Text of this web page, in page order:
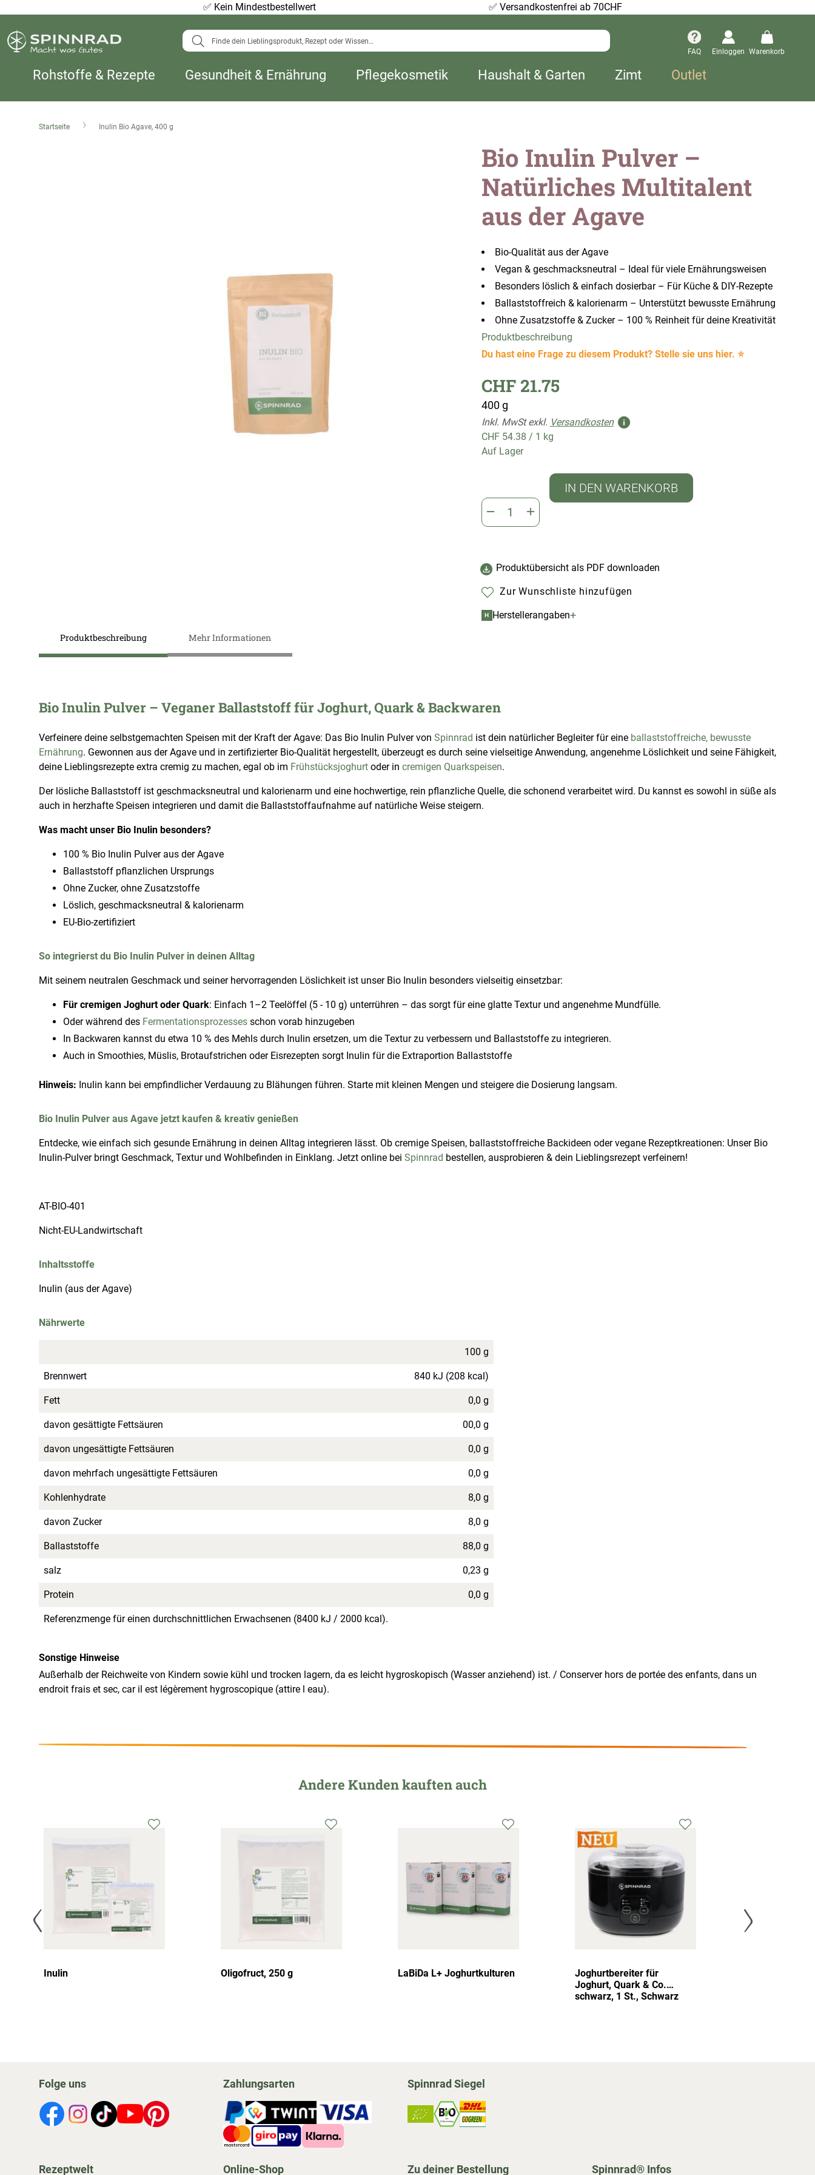
✅ Kein Mindestbestellwert ✅Versandkostenfrei ab 70CHF
Suche FAQ Einloggen Warenkorb
Rohstoffe & Rezepte Gesundheit & Ernährung Pflegekosmetik Haushalt & Garten Zimt Outlet
Startseite Inulin Bio Agave, 400 g
Bio Inulin Pulver –
Natürliches Multitalent
aus der Agave
Bio-Qualität aus der Agave
Vegan & geschmacksneutral – Ideal für viele Ernährungsweisen
Besonders löslich & einfach dosierbar – Für Küche & DIY-Rezepte
Ballaststoffreich & kalorienarm – Unterstützt bewusste Ernährung
Ohne Zusatzstoffe & Zucker – 100 % Reinheit für deine Kreativität
Produktbeschreibung
Du hast eine Frage zu diesem Produkt? Stelle sie uns hier. ⭐
CHF 21.75
400 g
Inkl. MwSt exkl. Versandkosten
CHF 54.38 / 1 kg
Auf Lager
IN DEN WARENKORB
Produktübersicht als PDF downloaden
Zur Wunschliste hinzufügen
H Herstellerangaben+
Produktbeschreibung
Bio Inulin Pulver – Veganer Ballaststoff für Joghurt, Quark & Backwaren
Verfeinere deine selbstgemachten Speisen mit der Kraft der Agave: Das Bio Inulin Pulver von Spinnrad ist dein natürlicher Begleiter für eine ballaststoffreiche, bewusste
Ernährung. Gewonnen aus der Agave und in zertifizierter Bio-Qualität hergestellt, überzeugt es durch seine vielseitige Anwendung, angenehme Löslichkeit und seine Fähigkeit,
deine Lieblingsrezepte extra cremig zu machen, egal ob im Frühstücksjoghurt oder in cremigen Quarkspeisen.
Der lösliche Ballaststoff ist geschmacksneutral und kalorienarm und eine hochwertige, rein pflanzliche Quelle, die schonend verarbeitet wird. Du kannst es sowohl in süße als
auch in herzhafte Speisen integrieren und damit die Ballaststoffaufnahme auf natürliche Weise steigern.
Was macht unser Bio Inulin besonders?
100 % Bio Inulin Pulver aus der Agave
Ballaststoff pflanzlichen Ursprungs
Ohne Zucker, ohne Zusatzstoffe
Löslich, geschmacksneutral & kalorienarm
EU-Bio-zertifiziert
So integrierst du Bio Inulin Pulver in deinen Alltag
Mit seinem neutralen Geschmack und seiner hervorragenden Löslichkeit ist unser Bio Inulin besonders vielseitig einsetzbar:
Für cremigen Joghurt oder Quark: Einfach 1–2 Teelöffel (5 - 10 g) unterrühren – das sorgt für eine glatte Textur und angenehme Mundfülle.
Oder während des Fermentationsprozesses schon vorab hinzugeben
In Backwaren kannst du etwa 10 % des Mehls durch Inulin ersetzen, um die Textur zu verbessern und Ballaststoffe zu integrieren.
Auch in Smoothies, Müslis, Brotaufstrichen oder Eisrezepten sorgt Inulin für die Extraportion Ballaststoffe
Hinweis: Inulin kann bei empfindlicher Verdauung zu Blähungen führen. Starte mit kleinen Mengen und steigere die Dosierung langsam.
Bio Inulin Pulver aus Agave jetzt kaufen & kreativ genießen
Entdecke, wie einfach sich gesunde Ernährung in deinen Alltag integrieren lässt. Ob cremige Speisen, ballaststoffreiche Backideen oder vegane Rezeptkreationen: Unser Bio
Inulin-Pulver bringt Geschmack, Textur und Wohlbefinden in Einklang. Jetzt online bei Spinnrad bestellen, ausprobieren & dein Lieblingsrezept verfeinern!
AT-BIO-401
Nicht-EU-Landwirtschaft
Inhaltsstoffe
Inulin (aus der Agave)
Nährwerte
100 g
Brennwert 840 kJ (208 kcal)
Fett 0,0 g
davon gesättigte Fettsäuren 00,0 g
davon ungesättigte Fettsäuren 0,0 g
davon mehrfach ungesättigte Fettsäuren 0,0 g
Kohlenhydrate 8,0 g
davon Zucker 8,0 g
Ballaststoffe 88,0 g
salz 0,23 g
Protein 0,0 g
Referenzmenge für einen durchschnittlichen Erwachsenen (8400 kJ / 2000 kcal).
Sonstige Hinweise
Außerhalb der Reichweite von Kindern sowie kühl und trocken lagern, da es leicht hygroskopisch (Wasser anziehend) ist. / Conserver hors de portée des enfants, dans un
endroit frais et sec, car il est légèrement hygroscopique (attire l eau).
Mehr Informationen
Andere Kunden kauften auch
Inulin Oligofruct, 250 g LaBiDa L+ Joghurtkulturen
Joghurtbereiter für
Joghurt, Quark & Co.
schwarz, 1 St., Schwarz
Folge uns Zahlungsarten Spinnrad Siegel
Rezeptwelt Online-Shop Zu deiner Bestellung Spinnrad® Infos